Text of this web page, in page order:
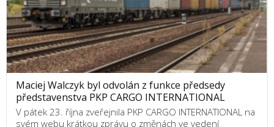
Maciej Walczyk byl odvolán z funkce předsedy
představenstva PKP CARGO INTERNATIONAL
V pátek 23. října zveřejnila PKP CARGO INTERNATIONAL na
svém webu krátkou zprávu o změnách ve vedení